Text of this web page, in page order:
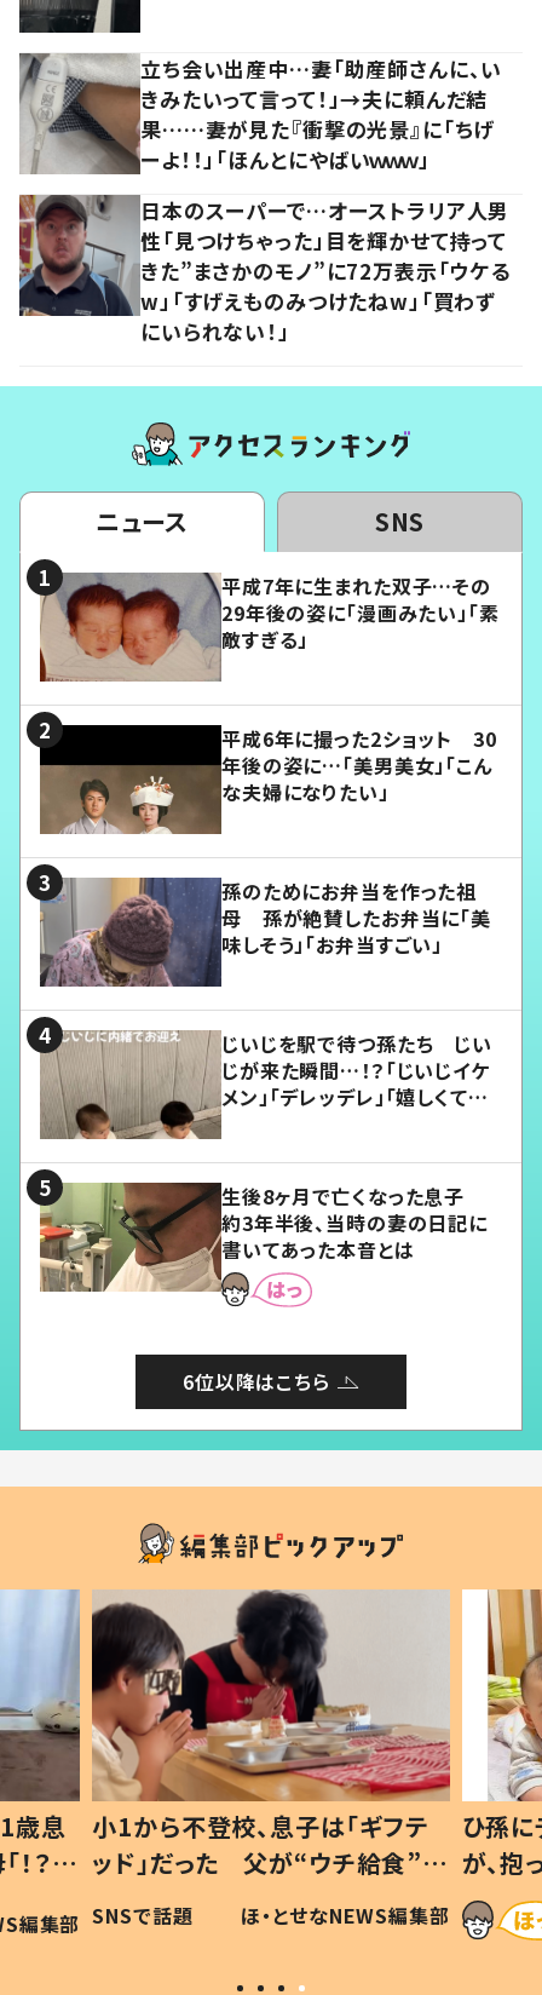
立ち会い出産中…妻「助産師さんに、い
きみたいって言って！」→夫に頼んだ結
果……妻が見た『衝撃の光景』に「ちげ
ーよ！！」「ほんとにやばいｗｗｗ」
日本のスーパーで…オーストラリア人男
性「見つけちゃった」目を輝かせて持って
きた”まさかのモノ”に72万表示「ウケる
w」「すげえものみつけたねw」「買わず
にいられない！」
ニュース SNS
平成7年に生まれた双子…その
29年後の姿に「漫画みたい」「素
敵すぎる」
平成6年に撮った2ショット 30
年後の姿に…「美男美女」「こん
な夫婦になりたい」
孫のためにお弁当を作った祖
母 孫が絶賛したお弁当に「美
味しそう」「お弁当すごい」
じいじを駅で待つ孫たち じい
じが来た瞬間…！？「じいじイケ
メン」「デレッデレ」「嬉しくて可
生後8ヶ月で亡くなった息子
約3年半後、当時の妻の日記に
書いてあった本音とは
6位以降はこちら
フテ
食”を
編集部
ひ孫にデレデレな80歳じいじ
が、抱っこすると…ひ孫の反応に
「涙が出ました」「可愛くて仕方な
い」
ほ・とせなNEWS編集部